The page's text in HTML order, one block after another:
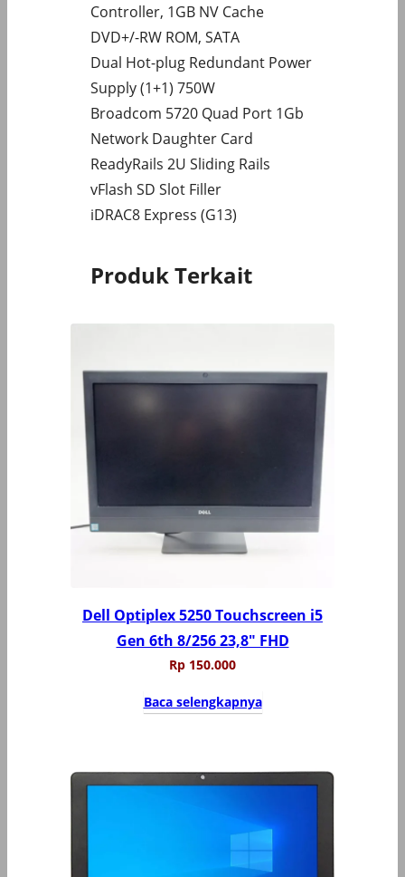
Controller, 1GB NV Cache
DVD+/-RW ROM, SATA
Dual Hot-plug Redundant Power
Supply (1+1) 750W
Broadcom 5720 Quad Port 1Gb
Network Daughter Card
ReadyRails 2U Sliding Rails
vFlash SD Slot Filler
iDRAC8 Express (G13)
Produk Terkait
Dell Optiplex 5250 Touchscreen i5
Gen 6th 8/256 23,8″ FHD
Rp 150.000
Baca selengkapnya